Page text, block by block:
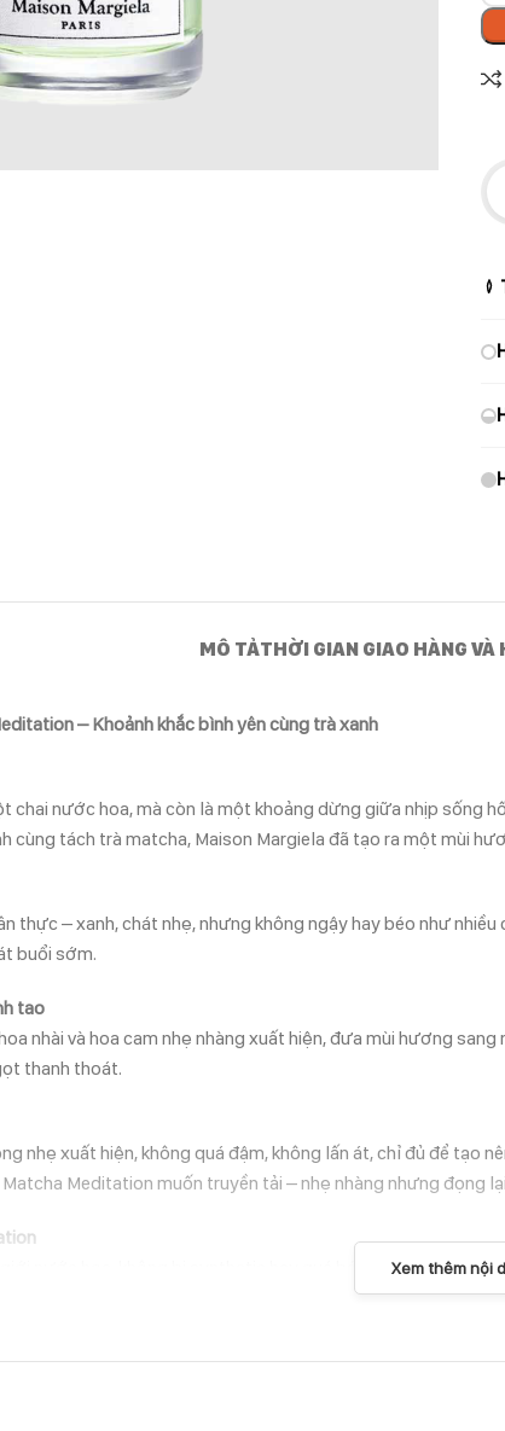
MÔ TẢTHỜI GIAN GIAO HÀNG VÀ
– Khoảnh khắc bình yên cùng trà xanh
chai nước hoa, mà còn là một khoảng dừng giữa nhịp sống
cùng tách trà matcha, Maison Margiela đã tạo ra một mùi
thực – xanh, chát nhẹ, nhưng không ngậy hay béo như
buổi sớm.
tao
nhài và hoa cam nhẹ nhàng xuất hiện, đưa mùi hương
thanh thoát.
nhẹ xuất hiện, không quá đậm, không lấn át, chỉ đủ để tạo
Meditation muốn truyền tải – nhẹ nhàng nhưng đọng
hoa cỏ và chocolate trắng, mang lại trải nghiệm mượt mà,
ngày xuân hè, những buổi sáng yên tĩnh hoặc những lúc
Xem thêm nội